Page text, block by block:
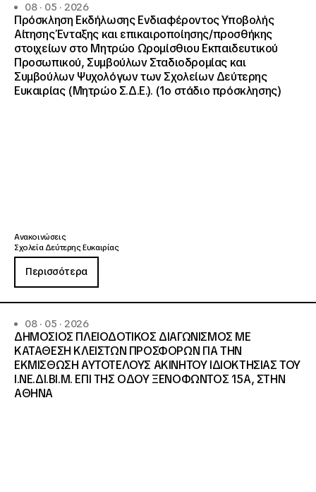
08 · 05 · 2026
Πρόσκληση Εκδήλωσης Ενδιαφέροντος Υποβολής
Αίτησης Ένταξης και επικαιροποίησης/προσθήκης
στοιχείων στο Μητρώο Ωρομίσθιου Εκπαιδευτικού
Προσωπικού, Συμβούλων Σταδιοδρομίας και
Συμβούλων Ψυχολόγων των Σχολείων Δεύτερης
Ευκαιρίας (Μητρώο Σ.Δ.Ε.). (1ο στάδιο πρόσκλησης)
Ανακοινώσεις
Σχολεία Δεύτερης Ευκαιρίας
Περισσότερα
08 · 05 · 2026
ΔΗΜΟΣΙΟΣ ΠΛΕΙΟΔΟΤΙΚΟΣ ΔΙΑΓΩΝΙΣΜΟΣ ΜΕ
ΚΑΤΑΘΕΣΗ ΚΛΕΙΣΤΩΝ ΠΡΟΣΦΟΡΩΝ ΓΙΑ ΤΗΝ
ΕΚΜΙΣΘΩΣΗ ΑΥΤΟΤΕΛΟΥΣ ΑΚΙΝΗΤΟΥ ΙΔΙΟΚΤΗΣΙΑΣ ΤΟΥ
Ι.ΝΕ.ΔΙ.ΒΙ.Μ. ΕΠΙ ΤΗΣ ΟΔΟΥ ΞΕΝΟΦΩΝΤΟΣ 15Α, ΣΤΗΝ
ΑΘΗΝΑ